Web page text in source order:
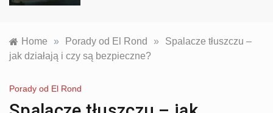
Home » Porady od El Rond »
Spalacze tłuszczu –
jak działają i czy są bezpieczne?
Porady od El Rond